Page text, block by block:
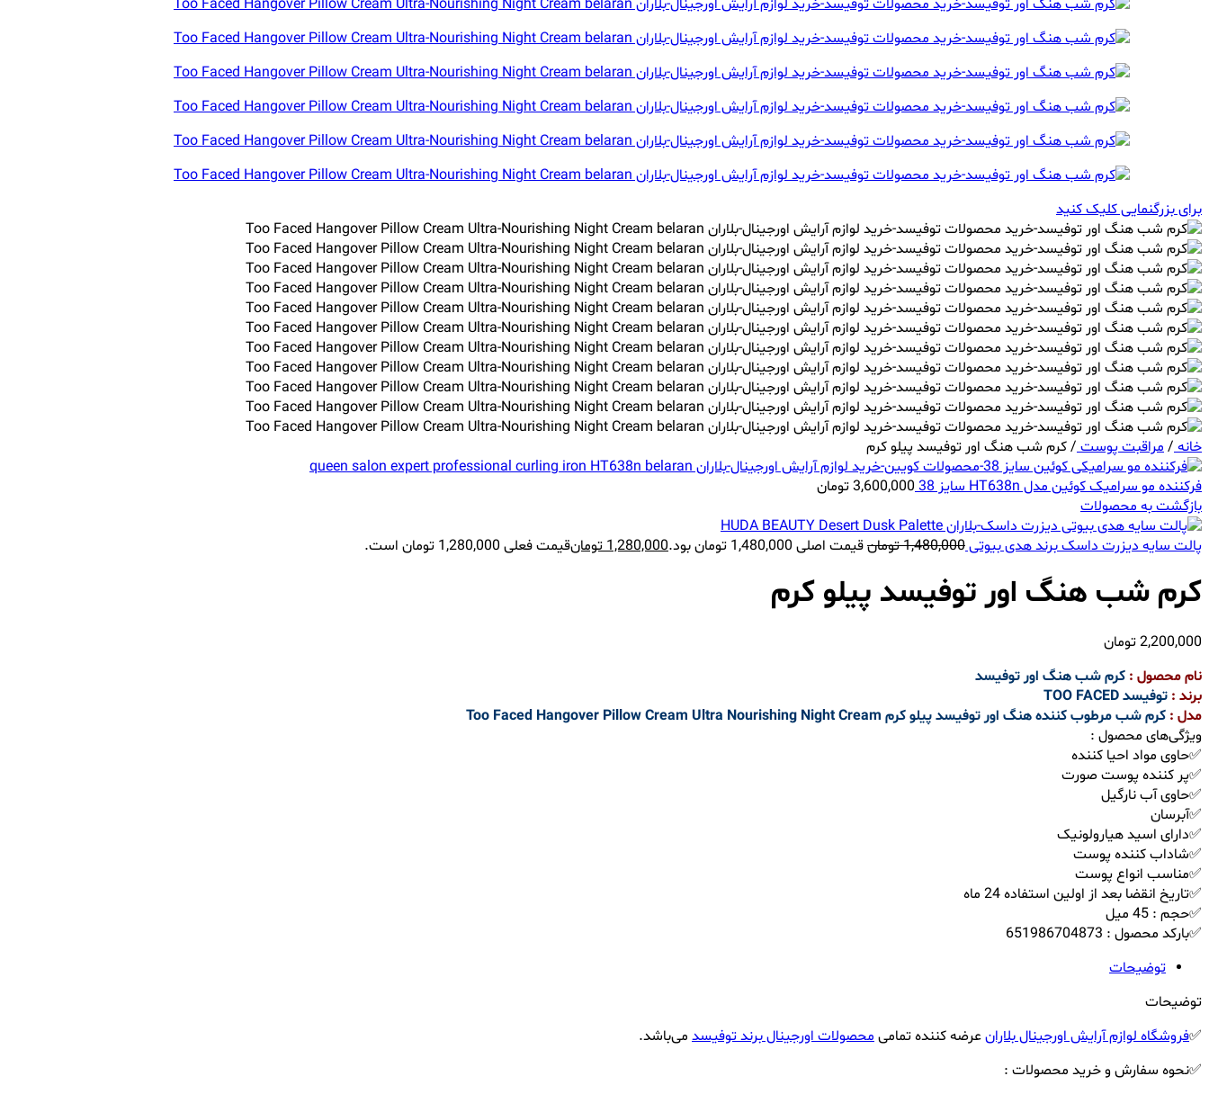
برای بزرگنمایی کلیک کنید
خانه/مراقبت پوست/کرم شب هنگ اور توفیسد پیلو کرم
فرکننده مو سرامیک کوئین مدل HT638n سایز 38
3,600,000تومان
بازگشت به محصولات
پالت سایه دیزرت داسک برند هدی بیوتی1,480,000تومانقیمت اصلی 1,480,000 تومان بود. 1,280,000تومانقیمت فعلی 1,280,000 تومان است.
کرم شب هنگ اور توفیسد پیلو کرم
2,200,000تومان
نام محصول : کرم شب هنگ اور توفیسد
برند : توفیسد TOO FACED
مدل : کرم شب مرطوب کننده هنگ اور توفیسد پیلو کرم Too Faced Hangover Pillow Cream Ultra Nourishing Night Cream
ویژگی‌های محصول :
✅حاوی مواد احیا کننده
✅پر کننده پوست صورت
✅حاوی آب نارگیل
✅آبرسان
✅دارای اسید هیارولونیک
✅شاداب کننده پوست
✅مناسب انواع پوست
✅تاریخ انقضا بعد از اولین استفاده 24 ماه
✅حجم : 45 میل
✅بارکد محصول : 651986704873
توضیحات
توضیحات
✅فروشگاه لوازم آرایش اورجینال بلارانعرضه کننده تمامیمحصولات اورجینال برند توفیسد می‌باشد.
✅نحوه سفارش و خرید محصولات :